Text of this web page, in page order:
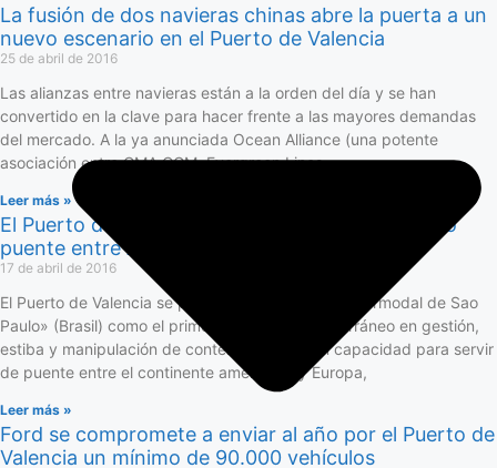
La fusión de dos navieras chinas abre la puerta a un
nuevo escenario en el Puerto de Valencia
25 de abril de 2016
Las alianzas entre navieras están a la orden del día y se han
convertido en la clave para hacer frente a las mayores demandas
del mercado. A la ya anunciada Ocean Alliance (una potente
asociación entre CMA CGM, Evergreen Lines,
Leer más »
El Puerto de Valencia se presenta en Brasil como
puente entre América y Europa
17 de abril de 2016
El Puerto de Valencia se presentará en la feria «Intermodal de Sao
Paulo» (Brasil) como el primer puerto del Mediterráneo en gestión,
estiba y manipulación de contenedores y con capacidad para servir
de puente entre el continente americano y Europa,
Leer más »
Ford se compromete a enviar al año por el Puerto de
Valencia un mínimo de 90.000 vehículos